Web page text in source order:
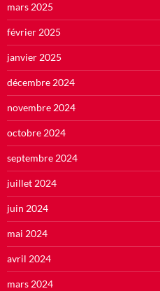
mars 2025
février 2025
janvier 2025
décembre 2024
novembre 2024
octobre 2024
septembre 2024
juillet 2024
juin 2024
mai 2024
avril 2024
mars 2024